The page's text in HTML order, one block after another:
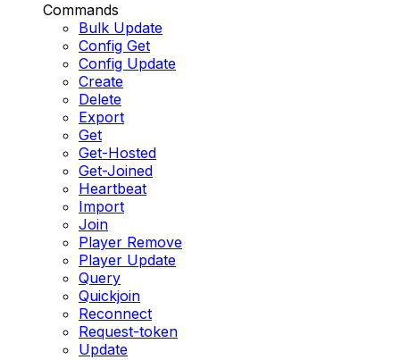
Commands
Bulk Update
Config Get
Config Update
Create
Delete
Export
Get
Get-Hosted
Get-Joined
Heartbeat
Import
Join
Player Remove
Player Update
Query
Quickjoin
Reconnect
Request-token
Update